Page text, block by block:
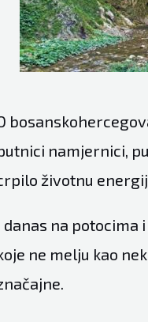
namjernici,
životnu
danas na potocima
ne melju kao